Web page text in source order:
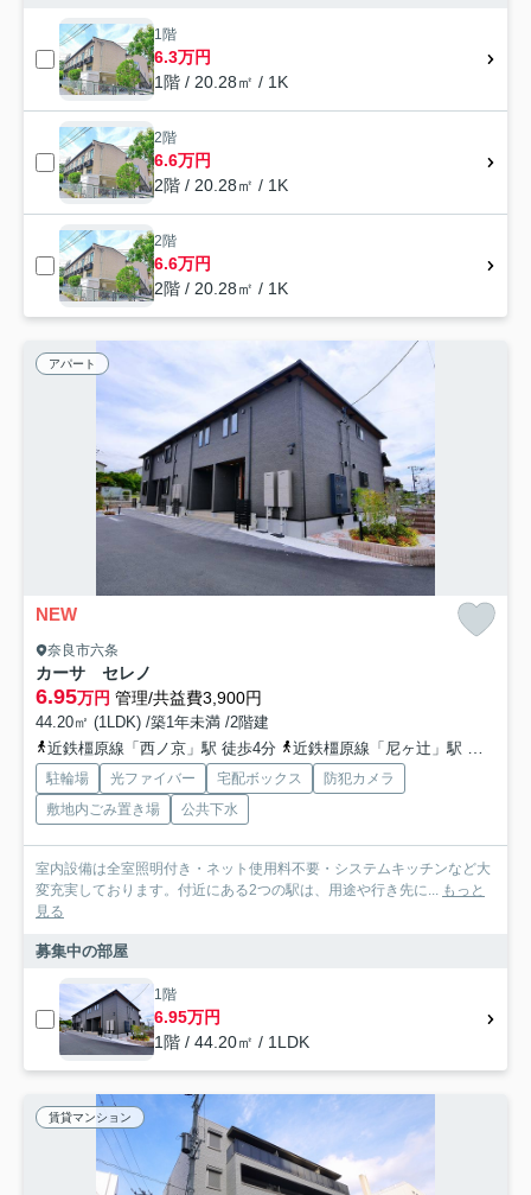
1階
6.3万円
1階 / 20.28㎡ / 1K
2階
6.6万円
2階 / 20.28㎡ / 1K
2階
6.6万円
2階 / 20.28㎡ / 1K
アパート
NEW
奈良市六条
カーサ セレノ
6.95万円 管理/共益費3,900円
44.20㎡ (1LDK) /築1年未満 /2階建
近鉄橿原線「西ノ京」駅 徒歩4分
近鉄橿原線「尼ヶ辻」駅 徒歩18分
駐輪場 光ファイバー 宅配ボックス
防犯カメラ
敷地内ごみ置き場
公共下水
室内設備は全室照明付き・ネット使用料不要・システムキッチンなど大
変充実しております。付近にある2つの駅は、用途や行き先に... もっと
見る
募集中の部屋
1階
6.95万円
1階 / 44.20㎡ / 1LDK
賃貸マンション